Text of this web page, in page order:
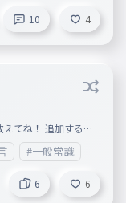
10 4
てね！ 追加するよ
#一般常識
6 6